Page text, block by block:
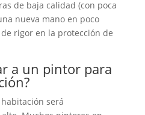
de baja calidad (con poca
nueva mano en poco
rigor en la protección de
a un pintor para
será